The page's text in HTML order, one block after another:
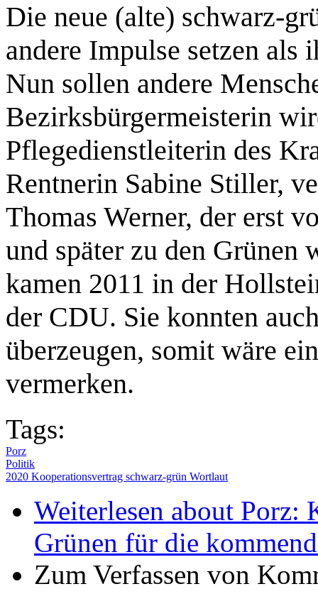
Die neue (alte) schwarz-
andere Impulse setzen als
Nun sollen andere
Bezirksbürgermeisterin
Pflegedienstleiterin des
Rentnerin Sabine Stiller,
Thomas Werner, der erst
und später zu den Grünen
kamen 2011 in der
der CDU. Sie konnten
überzeugen, somit wäre
vermerken.
Tags:
Porz
Politik
2020 Kooperationsvertrag schwarz-grün Wortlaut
Weiterlesen about Porz:
Grünen für die
Zum Verfassen von